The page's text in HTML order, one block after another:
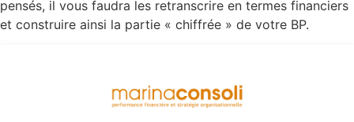
pensés, il vous faudra les retranscrire en termes financiers
et construire ainsi la partie « chiffrée » de votre BP.